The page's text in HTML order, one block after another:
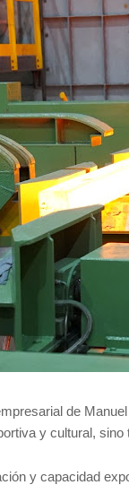
de
y cultural,
y capacidad